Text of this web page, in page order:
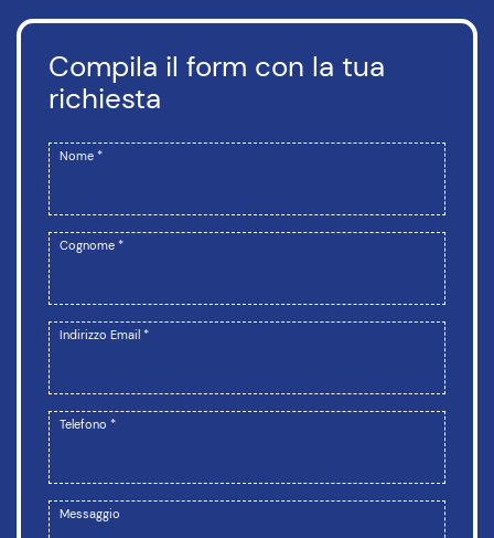
Compila il form con la tua
richiesta
Nome *
Cognome *
Indirizzo Email *
Telefono *
Messaggio